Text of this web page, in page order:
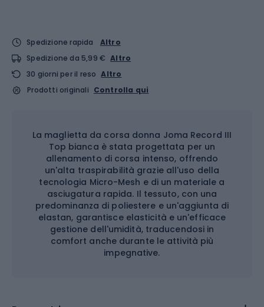
Spedizione rapida
Altro
Spedizione da 5,99 € Altro
30 giorni per il reso Altro
Prodotti originali Controlla qui
La maglietta da corsa donna Joma Record III
Top bianca è stata progettata per un
allenamento di corsa intenso, offrendo
un'alta traspirabilità grazie all'uso della
tecnologia Micro-Mesh e di un materiale a
asciugatura rapida. Il tessuto, con una
predominanza di poliestere e un'aggiunta di
elastan, garantisce elasticità e un'efficace
gestione dell'umidità, traducendosi in
comfort anche durante le attività più
impegnative.